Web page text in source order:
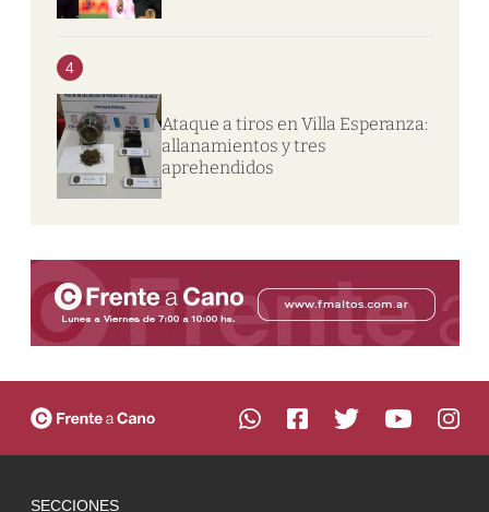
4
Ataque a tiros en Villa Esperanza:
allanamientos y tres
aprehendidos
SECCIONES